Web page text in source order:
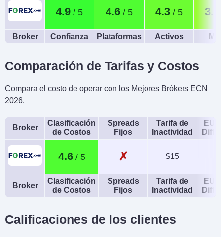
4.9 4.6 4.3 3.7
Broker Confianza Plataformas Activos
Comparación de Tarifas y Costos
Compara el costo de operar con los Mejores Brókers ECN
2026.
Broker
Clasificación
de Costos
Spreads
Fijos
Tarifa de
Inactividad
4.6 ✗ $15
Broker
Clasificación
de Costos
Spreads
Fijos
Tarifa de
Inactividad
Calificaciones de los clientes